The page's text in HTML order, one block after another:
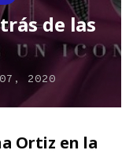
de las
2020
Ortiz en la